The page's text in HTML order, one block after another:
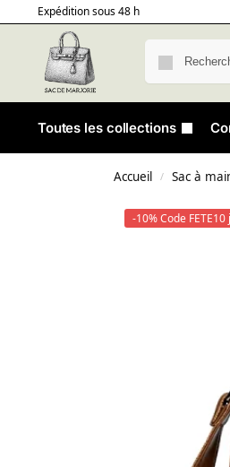
Expédition sous 48 h
Toutes les collections
Accueil / Sac à
-10% Code